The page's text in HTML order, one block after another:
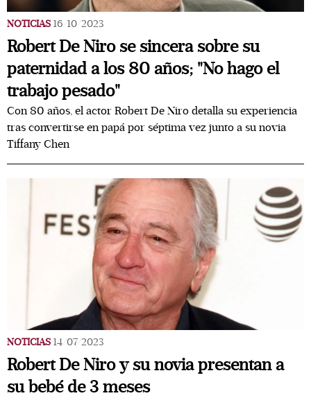
NOTICIAS 16/10/2023
Robert De Niro se sincera sobre su
paternidad a los 80 años; "No hago el
trabajo pesado"
Con 80 años, el actor Robert De Niro detalla su experiencia
tras convertirse en papá por séptima vez junto a su novia
Tiffany Chen
NOTICIAS 14/07/2023
Robert De Niro y su novia presentan a
su bebé de 3 meses